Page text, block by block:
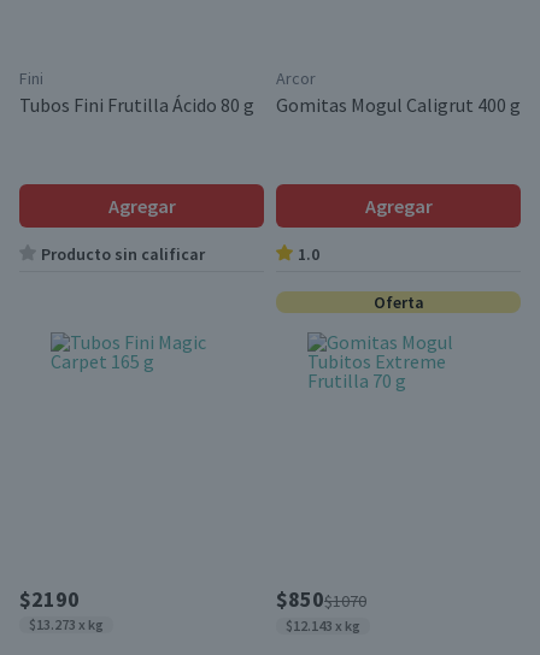
Fini
Tubos Fini Frutilla Ácido 80 g
Agregar
Producto sin calificar
Arcor
Gomitas Mogul Caligrut 400 g
Agregar
1.0
$2190
$13.273 x kg
Oferta
$850$1070
$12.143 x kg